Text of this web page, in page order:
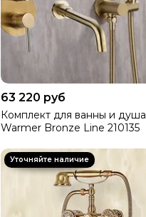
63 220 руб
Комплект для ванны и душа
Warmer Bronze Line 210135